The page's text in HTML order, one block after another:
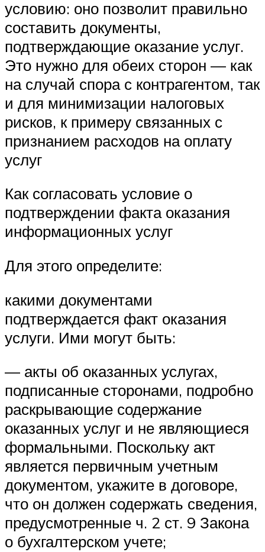
условию: оно позволит правильно
составить документы,
подтверждающие оказание услуг.
Это нужно для обеих сторон — как
на случай спора с контрагентом, так
и для минимизации налоговых
рисков, к примеру связанных с
признанием расходов на оплату
услуг
Как согласовать условие о
подтверждении факта оказания
информационных услуг
Для этого определите:
какими документами
подтверждается факт оказания
услуги. Ими могут быть:
— акты об оказанных услугах,
подписанные сторонами, подробно
раскрывающие содержание
оказанных услуг и не являющиеся
формальными. Поскольку акт
является первичным учетным
документом, укажите в договоре,
что он должен содержать сведения,
предусмотренные ч. 2 ст. 9 Закона
о бухгалтерском учете;